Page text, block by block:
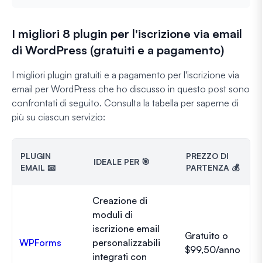
I migliori 8 plugin per l'iscrizione via email
di WordPress (gratuiti e a pagamento)
I migliori plugin gratuiti e a pagamento per l'iscrizione via
email per WordPress che ho discusso in questo post sono
confrontati di seguito. Consulta la tabella per saperne di
più su ciascun servizio:
PLUGIN
EMAIL 📧
IDEALE PER 🎯
PREZZO DI
PARTENZA 💰
WPForms
Creazione di
moduli di
iscrizione email
personalizzabili
integrati con
Gratuito o
$99,50/anno